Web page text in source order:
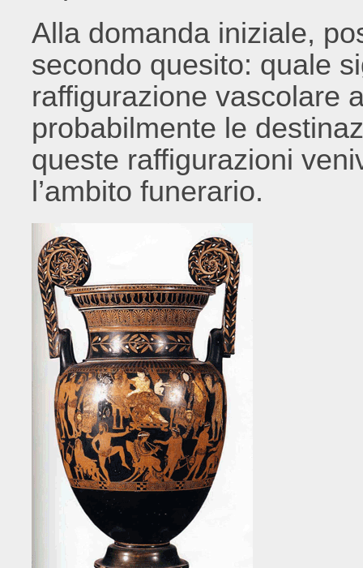
Alla domanda iniziale,
secondo quesito: quale
raffigurazione vascolare
probabilmente le
queste raffigurazioni
l’ambito funerario.